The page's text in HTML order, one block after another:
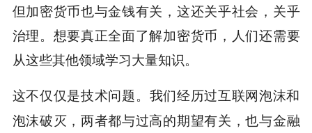
但加密货币也与金钱有关，这还关乎社会，关乎
治理。想要真正全面了解加密货币，人们还需要
从这些其他领域学习大量知识。
这不仅仅是技术问题。 我们经历过互联网泡沫和
泡沫破灭，两者都与过高的期望有关，也与金融